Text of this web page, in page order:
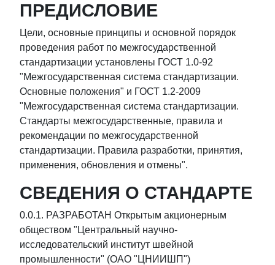
ПРЕДИСЛОВИЕ
Цели, основные принципы и основной порядок
проведения работ по межгосударственной
стандартизации установлены ГОСТ 1.0-92
"Межгосударственная система стандартизации.
Основные положения" и ГОСТ 1.2-2009
"Межгосударственная система стандартизации.
Стандарты межгосударственные, правила и
рекомендации по межгосударственной
стандартизации. Правила разработки, принятия,
применения, обновления и отмены".
СВЕДЕНИЯ О СТАНДАРТЕ
0.0.1. РАЗРАБОТАН Открытым акционерным
обществом "Центральный научно-
исследовательский институт швейной
промышленности" (ОАО "ЦНИИШП")